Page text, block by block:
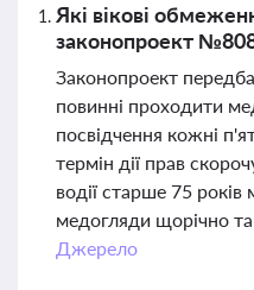
Які вікові
законопроект
Законопроект
повинні проходити
посвідчення кожні
термін дії прав
водії старше 75
медогляди щорічно
Джерело